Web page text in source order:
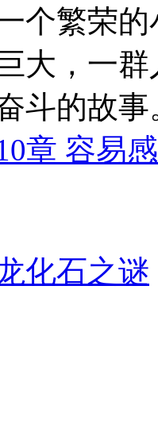
个繁荣
大，一
斗的故事
章 容易
化石之谜